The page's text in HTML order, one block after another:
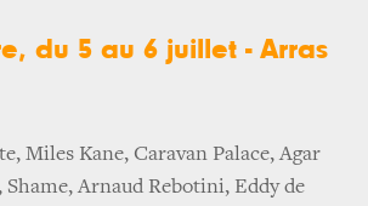
du 5 au 6 juillet - Arras
Miles Kane, Caravan Palace, Agar
Shame, Arnaud Rebotini, Eddy de